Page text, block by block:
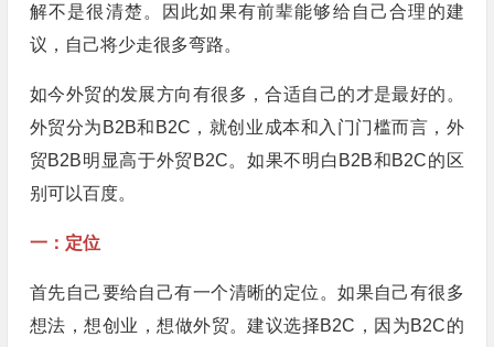
解不是很清楚。因此如果有前辈能够给自己合理的建
议，自己将少走很多弯路。
如今外贸的发展方向有很多，合适自己的才是最好的。
外贸分为B2B和B2C，就创业成本和入门门槛而言，外
贸B2B明显高于外贸B2C。如果不明白B2B和B2C的区
别可以百度。
一：定位
首先自己要给自己有一个清晰的定位。如果自己有很多
想法，想创业，想做外贸。建议选择B2C，因为B2C的